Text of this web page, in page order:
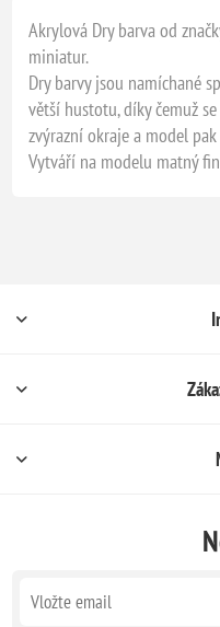
Akrylová Dry barva od
miniatur.
Dry barvy jsou namíchané
větší hustotu, díky čemuž
zvýrazní okraje a model
Vytváří na modelu matný